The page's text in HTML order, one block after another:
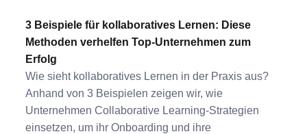
3 Beispiele für kollaboratives Lernen: Diese
Methoden verhelfen Top-Unternehmen zum
Erfolg
Wie sieht kollaboratives Lernen in der Praxis aus?
Anhand von 3 Beispielen zeigen wir, wie
Unternehmen Collaborative Learning-Strategien
einsetzen, um ihr Onboarding und ihre